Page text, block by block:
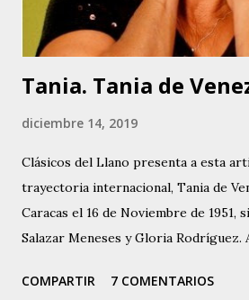
fundamentalmente versionando otras
del Poeta, e in...
Tania. Tania de
diciembre 14, 2019
Clásicos del Llano presenta a esta
trayectoria internacional, Tania de
Caracas el 16 de Noviembre de 1951,
Salazar Meneses y Gloria Rodríguez.
Venezuela. Su madre, Gloria
COMPARTIR 7 COMENTARIOS